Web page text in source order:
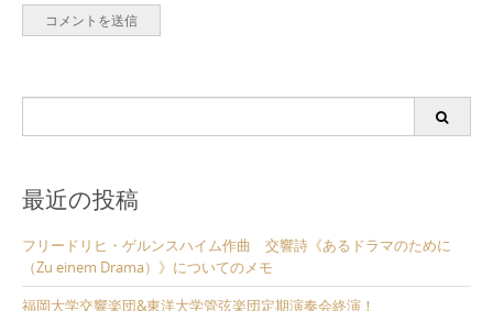
最近の投稿
フリードリヒ・ゲルンスハイム作曲 交響詩《あるドラマのために
（Zu einem Drama）》についてのメモ
福岡大学交響楽団&東洋大学管弦楽団定期演奏会終演！